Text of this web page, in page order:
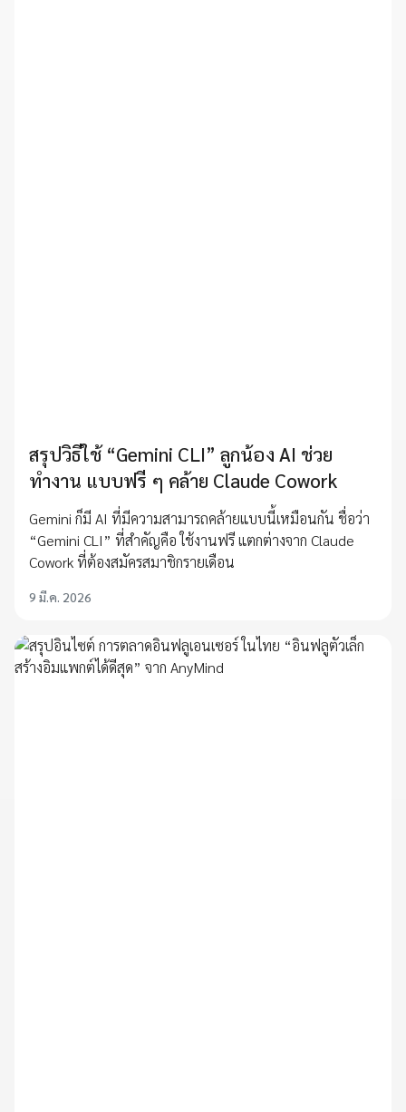
สรุปวิธีใช้ “Gemini CLI” ลูกน้อง AI ช่วย
ทำงาน แบบฟรี ๆ คล้าย Claude Cowork
Gemini ก็มี AI ที่มีความสามารถคล้ายแบบนี้เหมือนกัน ชื่อว่า
“Gemini CLI” ที่สำคัญคือ ใช้งานฟรี แตกต่างจาก Claude
Cowork ที่ต้องสมัครสมาชิกรายเดือน
9 มี.ค. 2026